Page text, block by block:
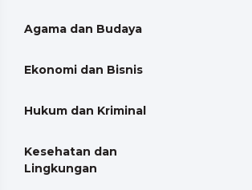
Agama dan Budaya
Ekonomi dan Bisnis
Hukum dan Kriminal
Kesehatan dan
Lingkungan